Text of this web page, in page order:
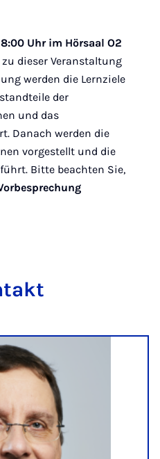
Uhr im Hörsaal O2
dieser Veranstaltung
werden die Lernziele
der
und das
Danach werden die
vorgestellt und die
Bitte beachten Sie,